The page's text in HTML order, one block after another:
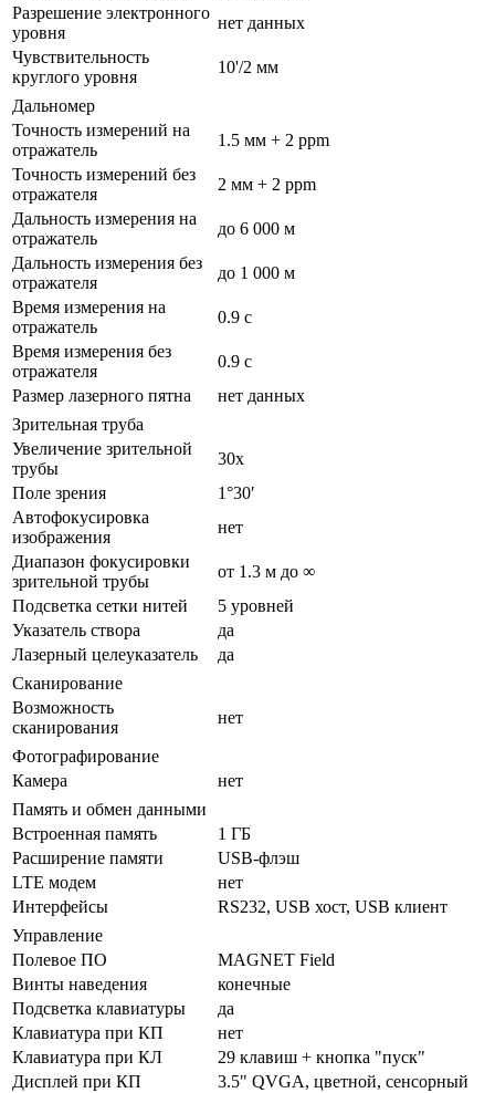
Разрешение электронного
уровня
нет данных
Чувствительность
круглого уровня
10'/2 мм
Дальномер
Точность измерений на
отражатель
1.5 мм + 2 ppm
Точность измерений без
отражателя
2 мм + 2 ppm
Дальность измерения на
отражатель
до 6 000 м
Дальность измерения без
отражателя
до 1 000 м
Время измерения на
отражатель
0.9 с
Время измерения без
отражателя
0.9 с
Размер лазерного пятна
нет данных
Зрительная труба
Увеличение зрительной
трубы
30x
Поле зрения
1°30′
Автофокусировка
изображения
нет
Диапазон фокусировки
зрительной трубы
от 1.3 м до ∞
Подсветка сетки нитей
5 уровней
Указатель створа
да
Лазерный целеуказатель
да
Сканирование
Возможность
сканирования
нет
Фотографирование
Камера
нет
Память и обмен данными
Встроенная память
1 ГБ
Расширение памяти
USB-флэш
LTE модем
нет
Интерфейсы
RS232, USB хост, USB клиент
Управление
Полевое ПО
MAGNET Field
Винты наведения
конечные
Подсветка клавиатуры
да
Клавиатура при КП
нет
Клавиатура при КЛ
29 клавиш + кнопка "пуск"
Дисплей при КП
3.5" QVGA, цветной, сенсорный